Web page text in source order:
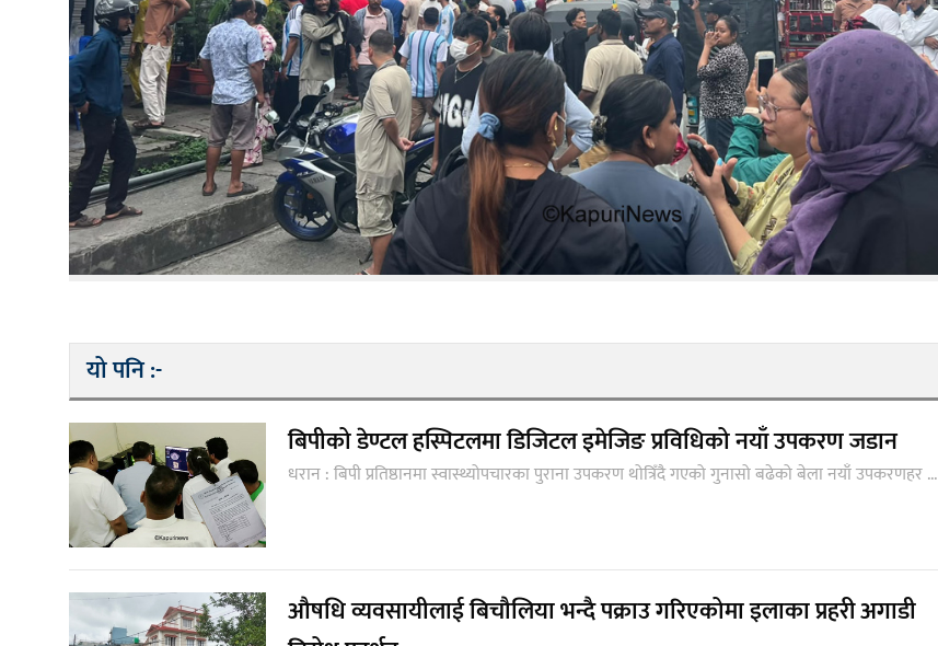
यो पनि :-
बिपीको डेण्टल हस्पिटलमा डिजिटल इमेजिङ प्रविधिको नयाँ उपकरण जडान
धरान : बिपी प्रतिष्ठानमा स्वास्थ्योपचारका पुराना उपकरण थोत्रिँदै गएको गुनासो बढेको बेला नयाँ उपकरणहर ...
औषधि व्यवसायीलाई बिचौलिया भन्दै पक्राउ गरिएकोमा इलाका प्रहरी अगाडी